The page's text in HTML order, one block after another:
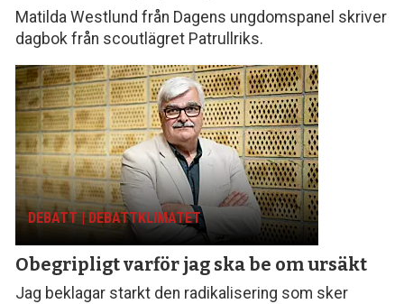
Matilda Westlund från Dagens ungdomspanel skriver
dagbok från scoutlägret Patrullriks.
DEBATT | DEBATTKLIMATET
Obegripligt varför jag ska be om ursäkt
Jag beklagar starkt den radikalisering som sker